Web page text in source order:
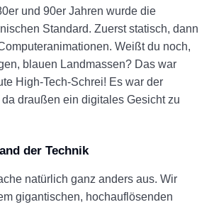
und 90er Jahren wurde die
Standard. Zuerst statisch, dann
Weißt du noch,
blauen Landmassen? Das war
High-Tech-Schrei! Es war der
draußen ein digitales Gesicht zu
der Technik
natürlich ganz anders aus. Wir
gigantischen, hochauflösenden